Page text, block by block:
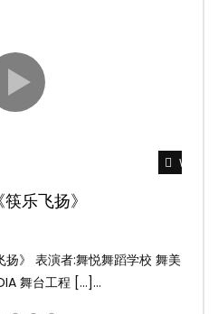
Watch
乐飞扬》
》 表演者:舞悦舞蹈学校 舞美
舞台工程 […]...
Watch
兰巴托的夜》
的夜》 表演者:飞扬舞蹈团 舞
舞台工 […]...
Watch
雨后》
表演者:洪杰舞蹈学院 舞美灯
舞台工程： […]...
Watch
《水的女儿》
女儿》 表演者:洪杰舞蹈学院
MEDIA 舞台 […]...
Watch
八焕蝶》
》 表演者:舞悦舞蹈学校 舞美
舞台工程 […]...